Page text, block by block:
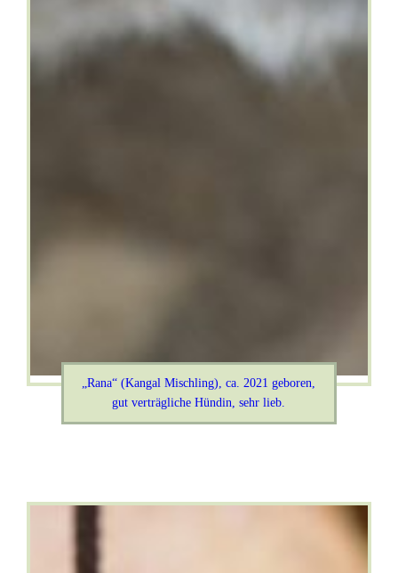
„Rana“ (Kangal Mischling), ca. 2021 geboren,
gut verträgliche Hündin, sehr lieb.